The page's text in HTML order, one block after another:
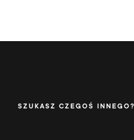
SZUKASZ CZEGOŚ INNEGO?